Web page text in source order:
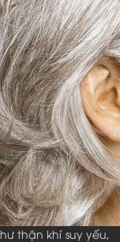
thận khí suy yếu,